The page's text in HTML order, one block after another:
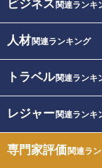
ビジネス 関連ランキ
人材関連ランキング
トラベル関連ランキ
レジャー関連ランキ
専門家評価関連ラ